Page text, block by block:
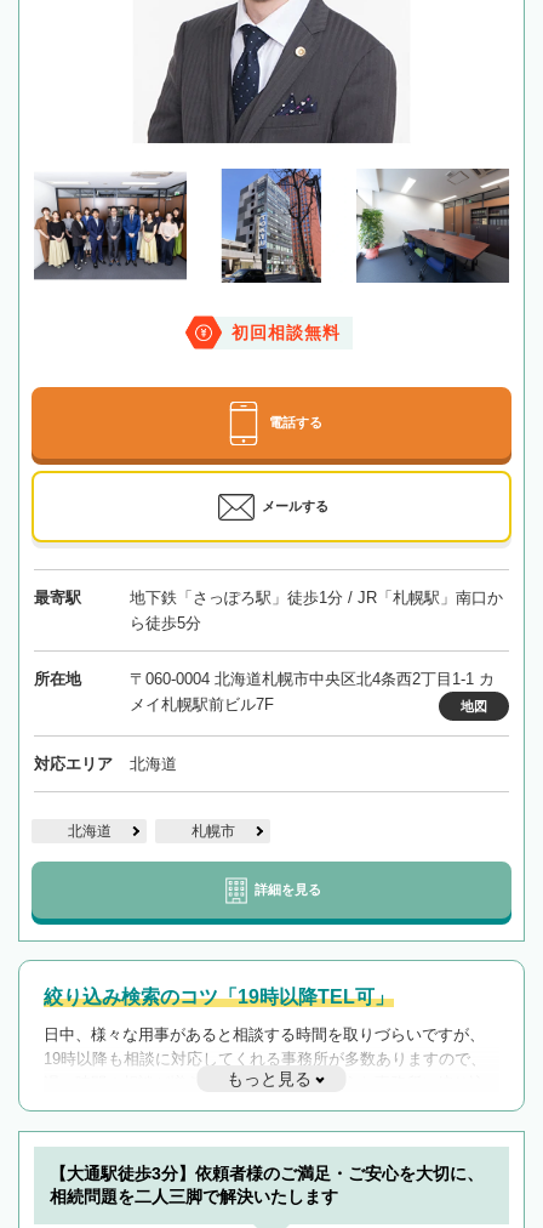
初回相談無料
電話する
メールする
最寄駅
地下鉄「さっぽろ駅」徒歩1分 / JR「札幌駅」南口か
ら徒歩5分
所在地
〒060-0004 北海道札幌市中央区北4条西2丁目1-1 カ
メイ札幌駅前ビル7F
地図
対応エリア 北海道
北海道 札幌市
詳細を見る
絞り込み検索のコツ「19時以降TEL可」
日中、様々な用事があると相談する時間を取りづらいですが、
19時以降も相談に対応してくれる事務所が多数ありますので、
遅い時間の相談が増えそうな場合はそのような事務所に絞り込
んで検索してみましょう。
19時以降TEL可の条件
を加えて再検索
もっと見る
【大通駅徒歩3分】依頼者様のご満足・ご安心を大切に、
相続問題を二人三脚で解決いたします